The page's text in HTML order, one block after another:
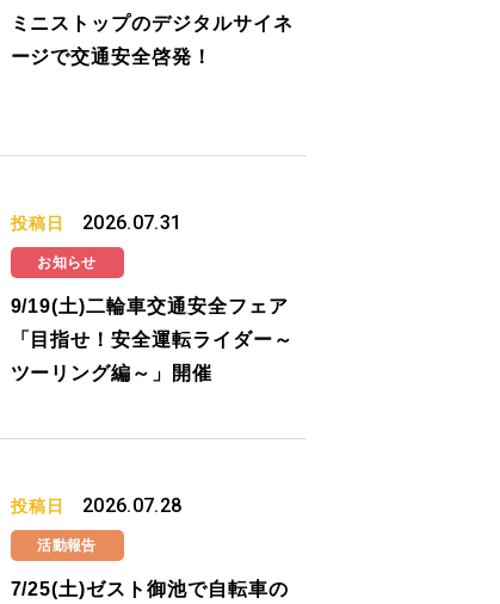
ミニストップのデジタルサイネ
ージで交通安全啓発！
投稿日 2026.07.31
お知らせ
9/19(土)二輪車交通安全フェア
「目指せ！安全運転ライダー～
ツーリング編～」開催
投稿日 2026.07.28
活動報告
7/25(土)ゼスト御池で自転車の